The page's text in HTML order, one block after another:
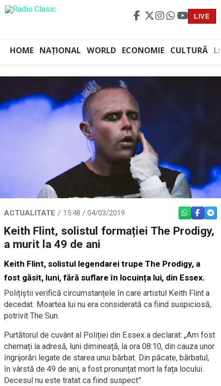
LIVE
HOME NAȚIONAL WORLD ECONOMIE CULTURĂ
ACTUALITATE 15:48 / 04/03/2019 WHATSAPP
Keith Flint, solistul formației The Prodigy,
a murit la 49 de ani
Keith Flint, solistul legendarei trupe The Prodigy, a
fost găsit, luni, fără suflare în locuința lui, din Essex.
Polițiștii verifică circumstanțele în care artistul Keith Flint a
decedat. Moartea lui nu era considerată ca fiind suspiciosă,
potrivit The Sun.
Purtătorul de cuvânt al Poliției din Essex a declarat: „Am fost
chemați la adresă, luni dimineață, la ora 08:10, din cauza unor
îngrijorări legate de starea unui bărbat. Din păcate, bărbatul,
în vârstă de 49 de ani, a fost pronunțat mort la fața locului.
Decesul nu este tratat ca fiind suspect”.